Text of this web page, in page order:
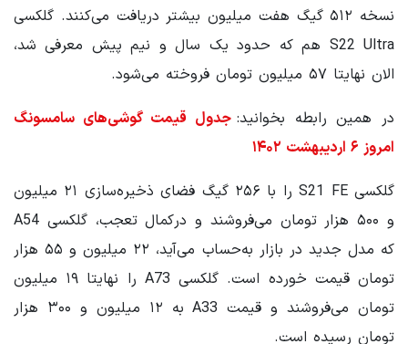
نسخه ۵۱۲ گیگ هفت میلیون بیشتر دریافت می‌کنند. گلکسی
S22 Ultra هم که حدود یک سال و نیم پیش معرفی شد،
الان نهایتا ۵۷ میلیون تومان فروخته می‌شود.
در همین رابطه بخوانید: جدول قیمت گوشی‌های سامسونگ
امروز ۶ اردیبهشت ۱۴۰۲
گلکسی S21 FE را با ۲۵۶ گیگ فضای ذخیره‌سازی ۲۱ میلیون
و ۵۰۰ هزار تومان می‌فروشند و درکمال تعجب، گلکسی A54
که مدل جدید در بازار به‌حساب می‌آید، ۲۲ میلیون و ۵۵ هزار
تومان قیمت خورده است. گلکسی A73 را نهایتا ۱۹ میلیون
تومان می‌فروشند و قیمت A33 به ۱۲ میلیون و ۳۰۰ هزار
تومان رسیده است.